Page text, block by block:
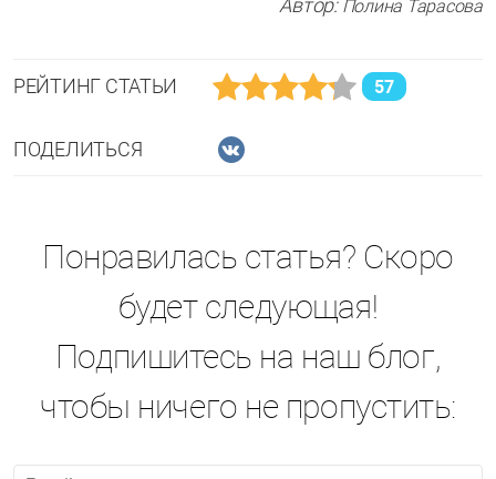
Автор: Полина Тарасова
РЕЙТИНГ СТАТЬИ 57
ПОДЕЛИТЬСЯ
Понравилась статья? Скоро
будет следующая!
Подпишитесь на наш блог,
чтобы ничего не пропустить: